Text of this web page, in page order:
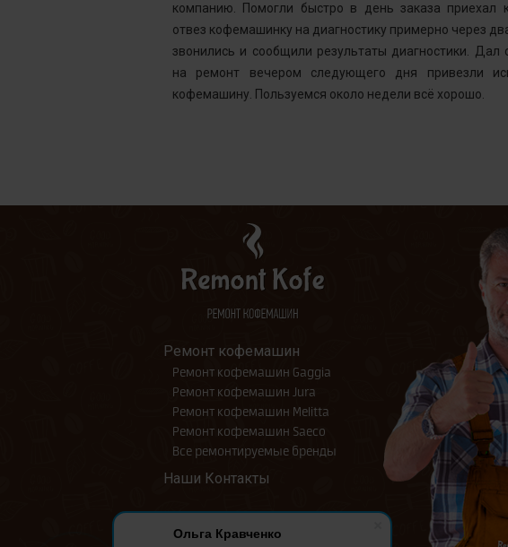
Ольга Кравченко
компанию. Помогли быстро в день заказа приехал
отвез кофемашинку на диагностику примерно через
звонились и сообщили результаты диагностики. Дал
на ремонт вечером следующего дня привезли
кофемашину. Пользуемся около недели всё хорошо.
Ремонт кофемашин
Ремонт кофемашин Gaggia
Ремонт кофемашин Jura
Ремонт кофемашин Melitta
Ремонт кофемашин Saeco
Все ремонтируемые бренды
Наши Контакты